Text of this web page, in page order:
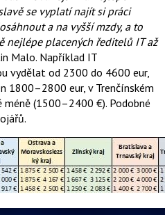
se vyplatí najít si práci
a na vyšší mzdy, a to
nejlépe placených ředitelů IT až
Malo. Například IT
vydělat od 2300 do 4600 eur,
1800–2800 eur, v Trenčínském
(1500–2400 €). Podobné